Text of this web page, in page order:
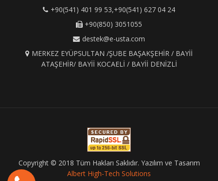
+90(541) 401 99 53,+90(541) 627 04 24
+90(850) 3051055
destek@e-usta.com
MERKEZ EYÜPSULTAN /ŞUBE BAŞAKŞEHİR / BAYİİ
ATAŞEHİR/ BAYİİ KOCAELİ / BAYİİ DENİZLİ
Copyright © 2018 Tüm Hakları Saklıdır. Yazılım ve Tasarım
Albert High-Tech Solutions